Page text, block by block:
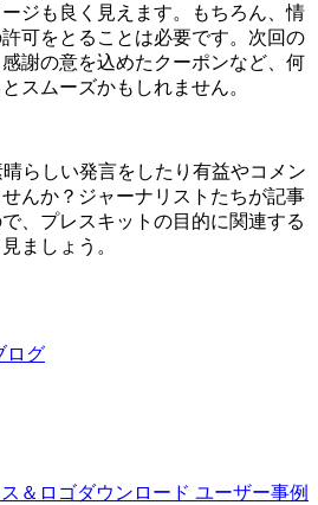
ジも良く見えます。もちろん、情
可をとることは必要です。次回の
謝の意を込めたクーポンなど、何
スムーズかもしれません。
晴らしい発言をしたり有益やコメン
んか？ジャーナリストたちが記事
、プレスキットの目的に関連する
ましょう。
ログ
＆ロゴダウンロード ユーザー事例